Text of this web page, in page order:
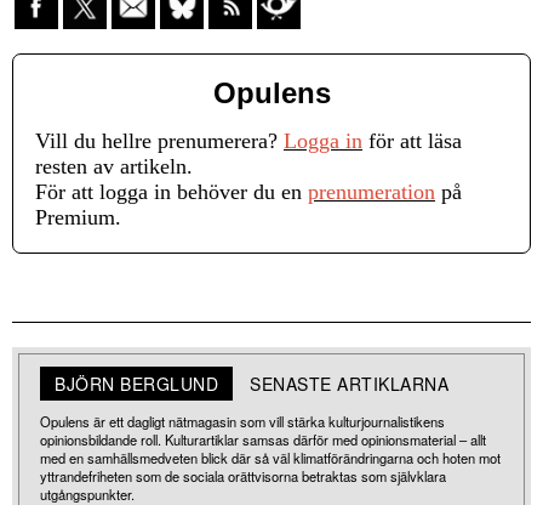
Opulens
Vill du hellre prenumerera? Logga in för att läsa
resten av artikeln.
För att logga in behöver du en prenumeration på
Premium.
BJÖRN BERGLUND SENASTE ARTIKLARNA
Opulens är ett dagligt nätmagasin som vill stärka kulturjournalistikens
opinionsbildande roll. Kulturartiklar samsas därför med opinionsmaterial – allt
med en samhällsmedveten blick där så väl klimatförändringarna och hoten mot
yttrandefriheten som de sociala orättvisorna betraktas som självklara
utgångspunkter.